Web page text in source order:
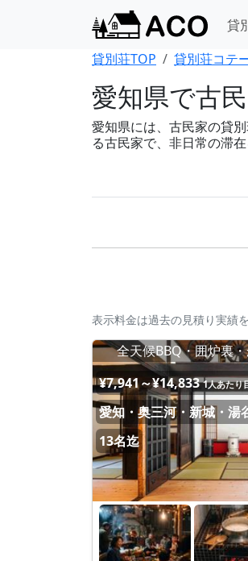
貸
貸別荘TOP
貸別荘コテ
愛知県で古
愛知県には、古民家の貸
る古民家で、非日常の滞
表示料金は過去の見積り実績
全天候BBQ・囲炉裏
¥7,941～¥14,833 1人あたり
愛知・奥三河・新城・湯
13名迄